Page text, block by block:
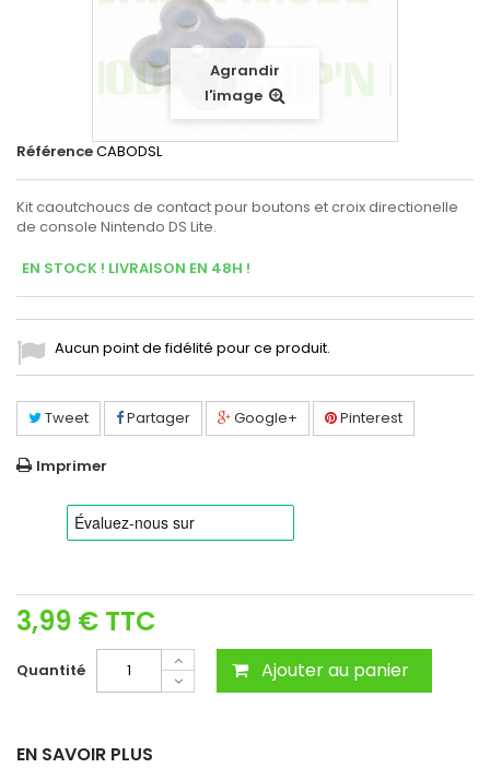
Agrandir
l'image
RéférenceCABODSL
Kit caoutchoucs de contact pour boutons et croix directionelle
de console Nintendo DS Lite.
EN STOCK ! LIVRAISON EN 48H !
Aucun point de fidélité pour ce produit.
Tweet Partager Google+ Pinterest
Imprimer
3,99 € TTC
Quantité Ajouter au panier
EN SAVOIR PLUS